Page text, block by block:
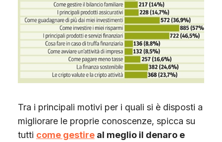
Tra i principali motivi per i quali si è disposti a
migliorare le proprie conoscenze, spicca su
tutti come gestireal meglio il denaro e